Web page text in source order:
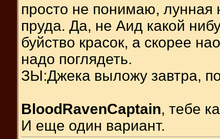
просто не понимаю, лунная
пруда. Да, не Аид какой
буйство красок, а скорее
надо поглядеть.
ЗЫ:Джека выложу завтра,
BloodRavenCaptain, тебе
И еще один вариант.